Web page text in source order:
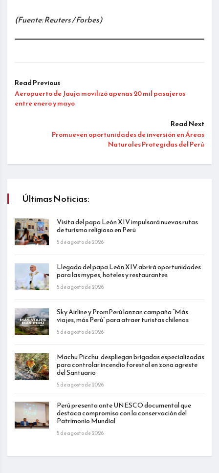
(Fuente: Reuters / Forbes)
Read Previous
Aeropuerto de Jauja movilizó apenas 20 mil pasajeros
entre enero y mayo
Read Next
Promueven oportunidades de inversión en Áreas
Naturales Protegidas del Perú
Últimas Noticias:
Visita del papa León XIV impulsará nuevas rutas
de turismo religioso en Perú
5 de agosto de 2026
Llegada del papa León XIV abrirá oportunidades
para las mypes, hoteles y restaurantes
5 de agosto de 2026
Sky Airline y PromPerú lanzan campaña “Más
viajes, más Perú” para atraer turistas chilenos
5 de agosto de 2026
Machu Picchu: despliegan brigadas especializadas
para controlar incendio forestal en zona agreste
del Santuario
5 de agosto de 2026
Perú presenta ante UNESCO documental que
destaca compromiso con la conservación del
Patrimonio Mundial
5 de agosto de 2026